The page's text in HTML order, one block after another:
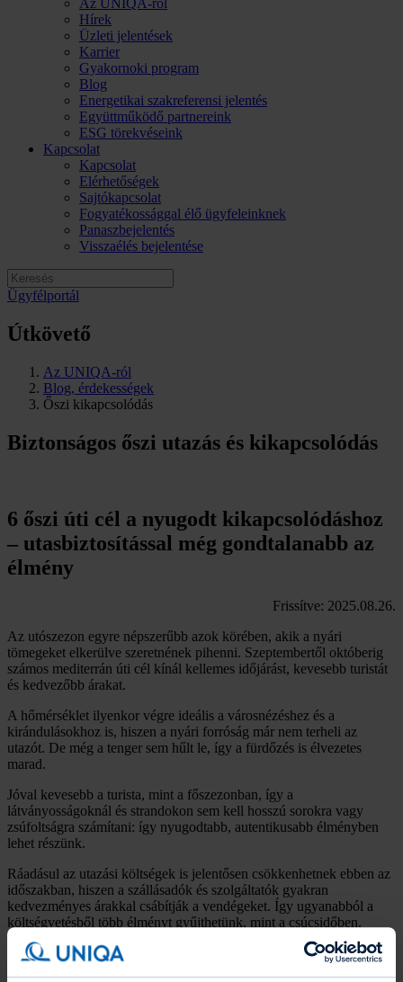
Az UNIQA-ról
Hírek
Üzleti jelentések
Karrier
Gyakornoki program
Blog
Energetikai szakreferensi jelentés
Együttműködő partnereink
ESG törekvéseink
Kapcsolat
Kapcsolat
Elérhetőségek
Sajtókapcsolat
Fogyatékossággal élő ügyfeleinknek
Panaszbejelentés
Visszaélés bejelentése
Ügyfélportál
Útkövető
Az UNIQA-ról
Blog, érdekességek
Őszi kikapcsolódás
Biztonságos őszi utazás és kikapcsolódás
6 őszi úti cél a nyugodt kikapcsolódáshoz
– utasbiztosítással még gondtalanabb az
élmény
Frissítve: 2025.08.26.
Az utószezon egyre népszerűbb azok körében, akik a nyári
tömegeket elkerülve szeretnének pihenni. Szeptembertől októberig
számos mediterrán úti cél kínál kellemes időjárást, kevesebb turistát
és kedvezőbb árakat.
A hőmérséklet ilyenkor végre ideális a városnézéshez és a
kirándulásokhoz is, hiszen a nyári forróság már nem terheli az
utazót. De még a tenger sem hűlt le, így a fürdőzés is élvezetes
marad.
Jóval kevesebb a turista, mint a főszezonban, így a
látványosságoknál és strandokon sem kell hosszú sorokra vagy
zsúfoltságra számítani: így nyugodtabb, autentikusabb élményben
lehet részünk.
Ráadásul az utazási költségek is jelentősen csökkenhetnek ebben az
időszakban, hiszen a szállásadók és szolgáltatók gyakran
kedvezményes árakkal csábítják a vendégeket. Így ugyanabból a
költségvetésből több élményt gyűjthetünk, mint a csúcsidőben.
Akár tengerparti lazításra, akár kulturális felfedezőtúrára készül, az